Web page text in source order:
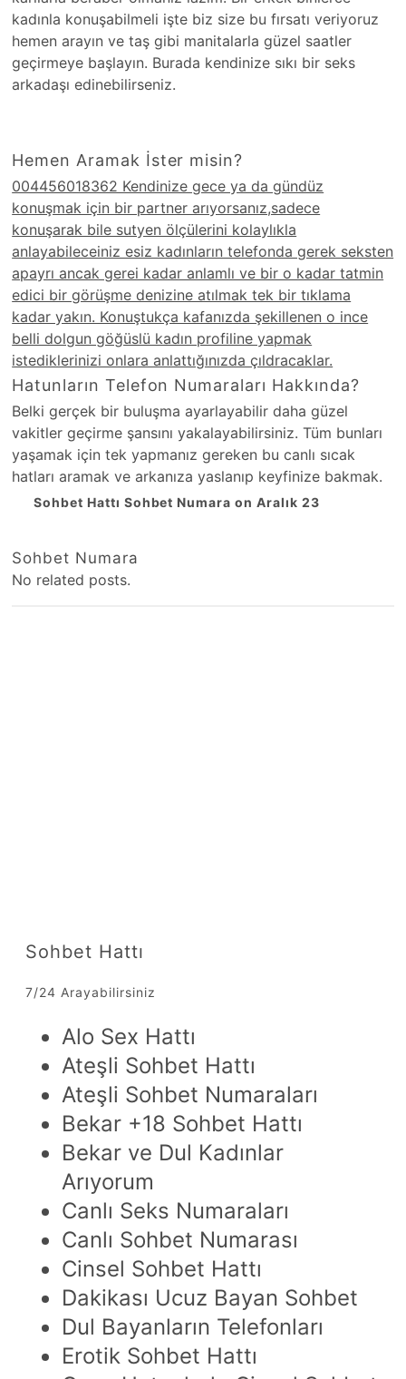
kadınla konuşabilmeli işte biz size bu fırsatı veriyoruz
hemen arayın ve taş gibi manitalarla güzel saatler
geçirmeye başlayın. Burada kendinize sıkı bir seks
arkadaşı edinebilirseniz.
Hemen Aramak İster misin?
004456018362 Kendinize gece ya da gündüz
konuşmak için bir partner arıyorsanız,sadece
konuşarak bile sutyen ölçülerini kolaylıkla
anlayabileceiniz esiz kadınların telefonda gerek seksten
apayrı ancak gerei kadar anlamlı ve bir o kadar tatmin
edici bir görüşme denizine atılmak tek bir tıklama
kadar yakın. Konuştukça kafanızda şekillenen o ince
belli dolgun göğüslü kadın profiline yapmak
istediklerinizi onlara anlattığınızda çıldracaklar.
Hatunların Telefon Numaraları Hakkında?
Belki gerçek bir buluşma ayarlayabilir daha güzel
vakitler geçirme şansını yakalayabilirsiniz. Tüm bunları
yaşamak için tek yapmanız gereken bu canlı sıcak
hatları aramak ve arkanıza yaslanıp keyfinize bakmak.
Sohbet Hattı Sohbet Numara on Aralık 23
Sohbet Numara
No related posts.
Sohbet Hattı
7/24 Arayabilirsiniz
Alo Sex Hattı
Ateşli Sohbet Hattı
Ateşli Sohbet Numaraları
Bekar +18 Sohbet Hattı
Bekar ve Dul Kadınlar
Arıyorum
Canlı Seks Numaraları
Canlı Sohbet Numarası
Cinsel Sohbet Hattı
Dakikası Ucuz Bayan Sohbet
Dul Bayanların Telefonları
Erotik Sohbet Hattı